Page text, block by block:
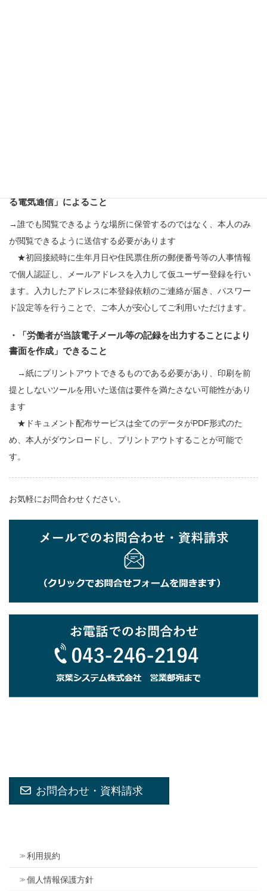
る電気通信」によること
→誰でも閲覧できるような場所に保管するのではなく、 本人のみ
が閲覧できるように送信する必要があります
★初回接続時に生年月日や住民票住所の郵便番号等の人事情報
で個人認証し、
メールアドレスを入力して仮ユーザー登録を行い
ます。
入力したアドレスに本登録依頼のご連絡が届き、パスワー
ド設定等を行うことで、
ご本人が安心してご利用いただけます。
・「労働者が当該電子メール等の記録を出力することにより
書面を作成」できること
→紙にプリントアウトできる ものである必要があり、印刷を前
提としないツールを用いた送信は要件を満たさない可能性があり
ます
★ドキュメント配布サービスは全てのデータがPDF形式のた
め、本人がダウンロードし、プリントアウトすることが可能で
す。
お気軽にお問合わせください。
お問合わせ・資料請求
利用規約
個人情報保護方針